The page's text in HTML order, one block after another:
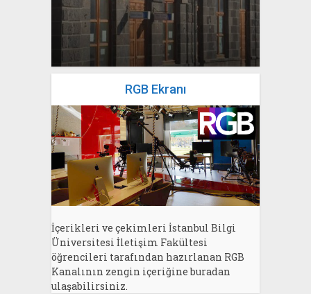
Bahri Ak
yazan
Bahri Ak
RGB Ekranı
İçerikleri ve çekimleri İstanbul Bilgi
Üniversitesi İletişim Fakültesi
öğrencileri tarafından hazırlanan RGB
Kanalının zengin içeriğine buradan
ulaşabilirsiniz.